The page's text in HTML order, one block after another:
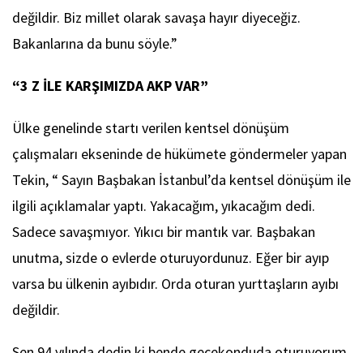
değildir. Biz millet olarak savaşa hayır diyeceğiz.
Bakanlarına da bunu söyle.”
“3 Z İLE KARŞIMIZDA AKP VAR”
Ülke genelinde startı verilen kentsel dönüşüm
çalışmaları ekseninde de hükümete göndermeler yapan
Tekin, “ Sayın Başbakan İstanbul’da kentsel dönüşüm ile
ilgili açıklamalar yaptı. Yakacağım, yıkacağım dedi.
Sadece savaşmıyor. Yıkıcı bir mantık var. Başbakan
unutma, sizde o evlerde oturuyordunuz. Eğer bir ayıp
varsa bu ülkenin ayıbıdır. Orda oturan yurttaşların ayıbı
değildir.